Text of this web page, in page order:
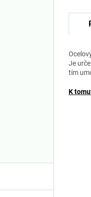
Je
tím
K